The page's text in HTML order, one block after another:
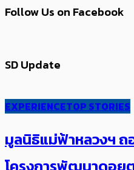
Follow Us on Facebook
SD Update
EXPERIENCETOP STORIES
มูลนิธิแม่ฟ้าหลวงฯ ถ